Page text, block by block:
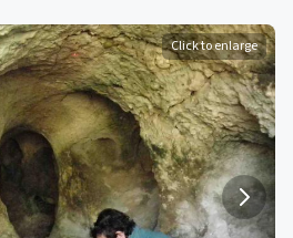
Click to enlarge